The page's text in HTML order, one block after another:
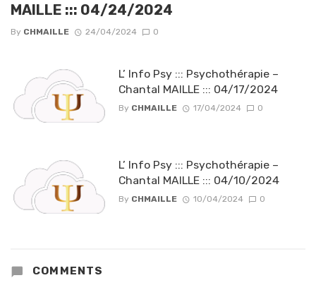
MAILLE ::: 04/24/2024
By CHMAILLE 24/04/2024 0
L’ Info Psy ::: Psychothérapie –
Chantal MAILLE ::: 04/17/2024
By CHMAILLE 17/04/2024 0
L’ Info Psy ::: Psychothérapie –
Chantal MAILLE ::: 04/10/2024
By CHMAILLE 10/04/2024 0
COMMENTS